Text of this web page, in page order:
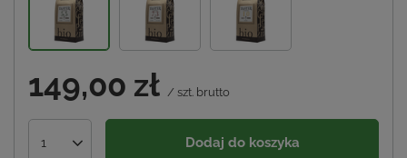
149,00 zł / szt. brutto
1 Dodaj do koszyka